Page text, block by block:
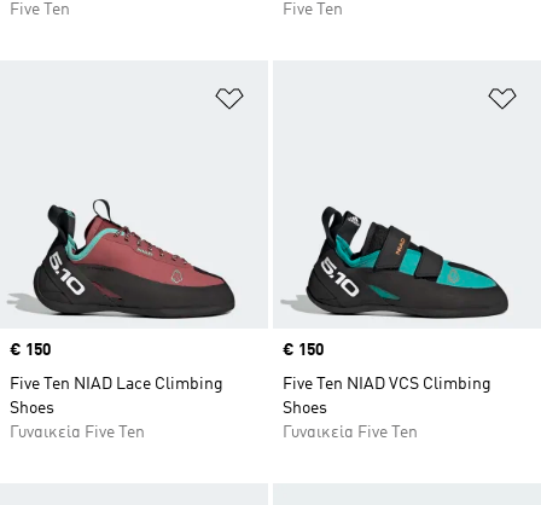
Five Ten
Five Ten
Προσθήκη στη Λίστα Επιθυμιών
Price
€ 150
Five Ten NIAD Lace Climbing
Shoes
Γυναικεία Five Ten
Price
€ 150
Five Ten NIAD VCS Climbing
Shoes
Γυναικεία Five Ten